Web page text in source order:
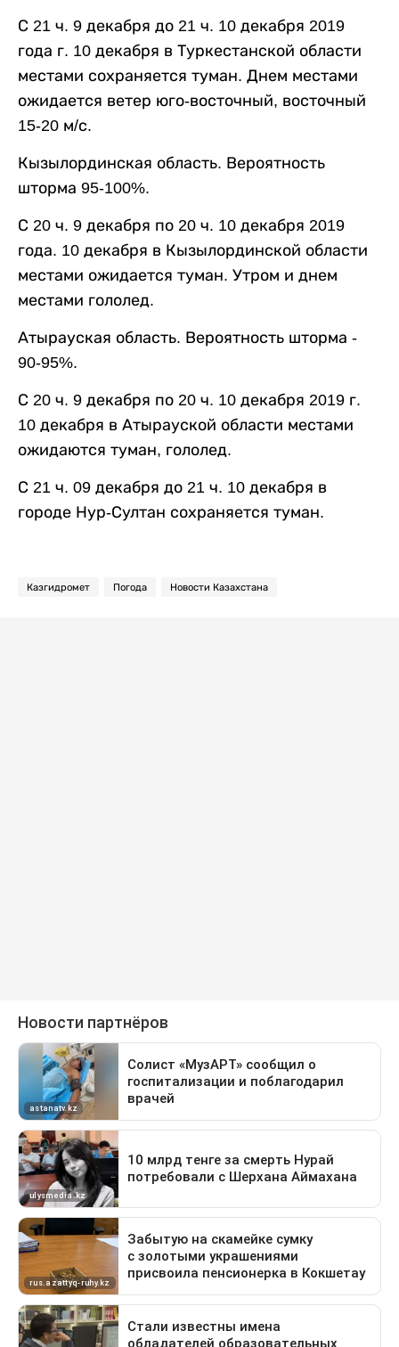
С 21 ч. 9 декабря до 21 ч. 10 декабря 2019
года г. 10 декабря в Туркестанской области
местами сохраняется туман. Днем местами
ожидается ветер юго-восточный, восточный
15-20 м/с.
Кызылординская область. Вероятность
шторма 95-100%.
С 20 ч. 9 декабря по 20 ч. 10 декабря 2019
года. 10 декабря в Кызылординской области
местами ожидается туман. Утром и днем
местами гололед.
Атырауская область. Вероятность шторма -
90-95%.
С 20 ч. 9 декабря по 20 ч. 10 декабря 2019 г.
10 декабря в Атырауской области местами
ожидаются туман, гололед.
С 21 ч. 09 декабря до 21 ч. 10 декабря в
городе Нур-Султан сохраняется туман.
Казгидромет Погода Новости Казахстана